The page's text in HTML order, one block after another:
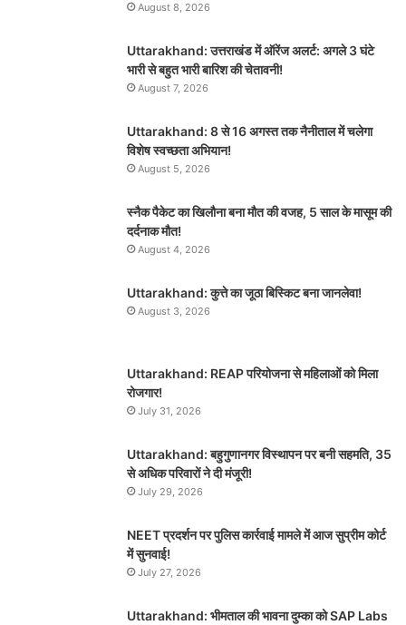
August 8, 2026
Uttarakhand: उत्तराखंड में ऑरेंज अलर्ट: अगले 3 घंटे
भारी से बहुत भारी बारिश की चेतावनी!
August 7, 2026
Uttarakhand: 8 से 16 अगस्त तक नैनीताल में चलेगा
विशेष स्वच्छता अभियान!
August 5, 2026
स्नैक पैकेट का खिलौना बना मौत की वजह, 5 साल के मासूम की
दर्दनाक मौत!
August 4, 2026
Uttarakhand: कुत्ते का जूठा बिस्किट बना जानलेवा!
August 3, 2026
Uttarakhand: REAP परियोजना से महिलाओं को मिला
रोजगार!
July 31, 2026
Uttarakhand: बहुगुणानगर विस्थापन पर बनी सहमति, 35
से अधिक परिवारों ने दी मंजूरी!
July 29, 2026
NEET प्रदर्शन पर पुलिस कार्रवाई मामले में आज सुप्रीम कोर्ट
में सुनवाई!
July 27, 2026
Uttarakhand: भीमताल की भावना दुम्का को SAP Labs